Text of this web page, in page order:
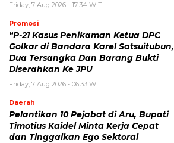
Friday, 7 Aug 2026 - 17:34 WIT
Promosi
“P-21 Kasus Penikaman Ketua DPC
Golkar di Bandara Karel Satsuitubun,
Dua Tersangka Dan Barang Bukti
Diserahkan Ke JPU
Friday, 7 Aug 2026 - 06:33 WIT
Daerah
Pelantikan 10 Pejabat di Aru, Bupati
Timotius Kaidel Minta Kerja Cepat
dan Tinggalkan Ego Sektoral